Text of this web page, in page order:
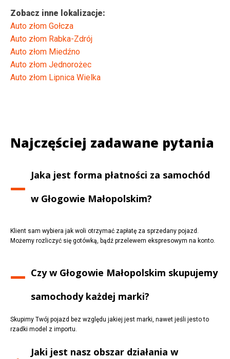
Zobacz inne lokalizacje:
Auto złom Gołcza
Auto złom Rabka-Zdrój
Auto złom Miedźno
Auto złom Jednorożec
Auto złom Lipnica Wielka
Najczęściej zadawane pytania
Jaka jest forma płatności za samochód
w Głogowie Małopolskim?
Klient sam wybiera jak woli otrzymać zapłatę za sprzedany pojazd.
Możemy rozliczyć się gotówką, bądź przelewem ekspresowym na konto.
Czy w Głogowie Małopolskim skupujemy
samochody każdej marki?
Skupimy Twój pojazd bez względu jakiej jest marki, nawet jeśli jesto to
rzadki model z importu.
Jaki jest nasz obszar działania w